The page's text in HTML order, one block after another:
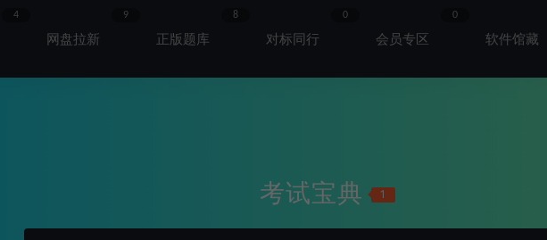
4
网盘拉新
9
正版题库
8
对标同行
0
会员专区
0
软件馆藏
考试宝典 1